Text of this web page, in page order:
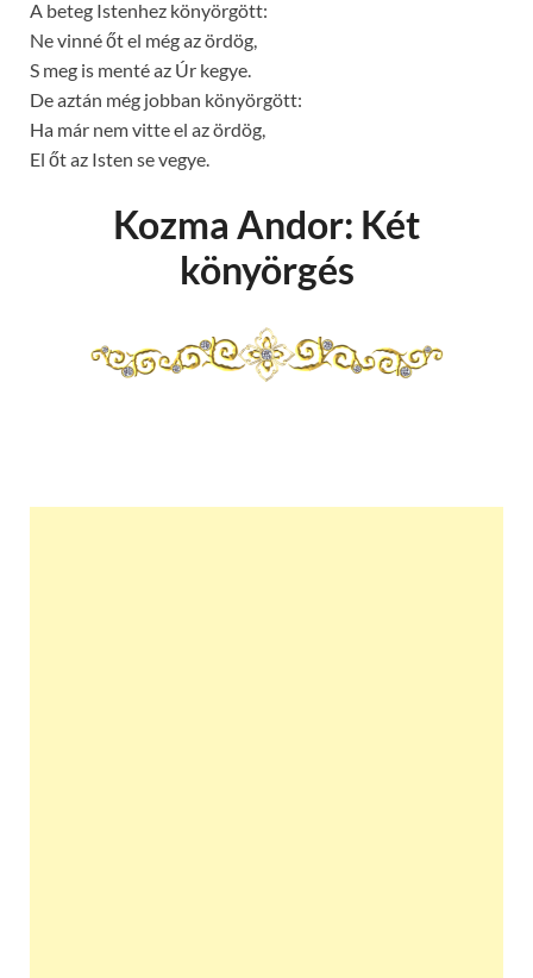
A beteg Istenhez könyörgött:
Ne vinné őt el még az ördög,
S meg is menté az Úr kegye.
De aztán még jobban könyörgött:
Ha már nem vitte el az ördög,
El őt az Isten se vegye.
Kozma Andor: Két
könyörgés